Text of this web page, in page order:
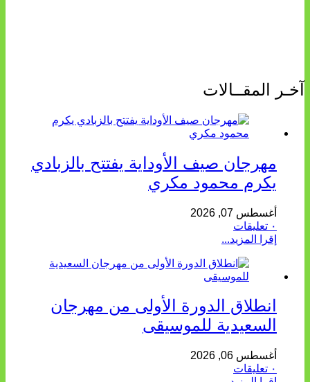
آخـر المقــالات
مهرجان صيف الأوداية يفتتح بالزبادي
يكرم محمود مكري
أغسطس 07, 2026
٠ تعليقات
إقرا المزيد...
انطلاق الدورة الأولى من مهرجان
السعيدية للموسيقى
أغسطس 06, 2026
٠ تعليقات